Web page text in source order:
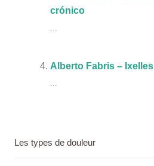
crónico
...
Alberto Fabris – Ixelles
...
Les types de douleur